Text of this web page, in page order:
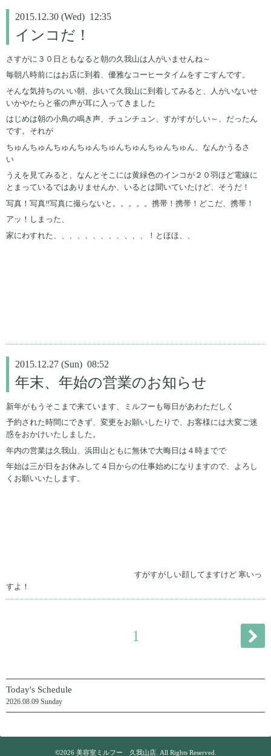
2015.12.30 (Wed) 12:35
インコだ！
さすがに３０日ともなると朝の久我山は人がいませんね～
毎朝八時前にはお店に到着、優雅なコーヒータイムをすごすんです。
そんな気持ちのいい朝、歩いて久我山に到着してみると、人がいないせ
いかやたらと雀の声が耳に入ってきました
はじめは朝の小鳥の鳴き声、チュンチュン、すがすがしい～、だったん
です。それが
ちゅんちゅんちゅんちゅんちゅんちゅんちゅんちゅん、なんかうるさ
い
うえを見てみると、なんとそこには黄緑色のインコが２０羽ほど電線に
とまっているではありませんか、いるとは聞いていたけど、そうだ！
写真！写真‼写真に撮らないと。。。。。携帯！携帯！どこだ、携帯！
アッ！しまった、
家にわすれた、、、、、、、、、、、、！とほほ、、
2015.12.27 (Sun) 08:52
年末、年始の営業のお知らせ
新年がもうそこまで来ています、ミルフーも毎日があわただしく
予約された時間にできず、変更をお願いしたりで、お客様には大変ご迷
惑をおかけいたしました。
年内の営業は久我山、浜田山ともに無休で大晦日は４時までで
年始は三が日をお休みして４日からの仕事始めになりますので、よろし
くお願いいたします。
すがすがしい顔してますけど 寒いっ
すよ！
1
Today's Schedule
2026.08.09 Sunday
©2026 美容室ミルフー 久我山店. All Rights Reserved.